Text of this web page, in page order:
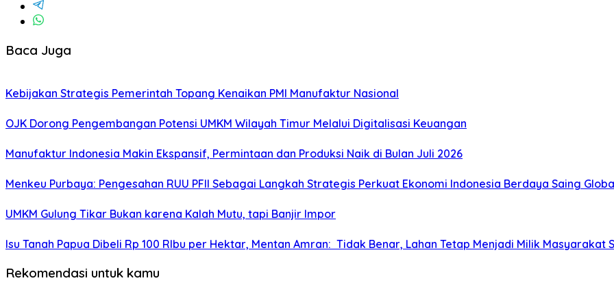
Baca Juga
Kebijakan Strategis Pemerintah Topang Kenaikan PMI Manufaktur Nasional
OJK Dorong Pengembangan Potensi UMKM Wilayah Timur Melalui Digitalisasi Keuangan
Manufaktur Indonesia Makin Ekspansif, Permintaan dan Produksi Naik di Bulan Juli 2026
Menkeu Purbaya: Pengesahan RUU PFII Sebagai Langkah Strategis Perkuat Ekonomi Indonesia Berdaya Saing
UMKM Gulung Tikar Bukan karena Kalah Mutu, tapi Banjir Impor
Isu Tanah Papua Dibeli Rp 100 RIbu per Hektar, Mentan Amran: Tidak Benar, Lahan Tetap Menjadi Milik Masyarakat
Rekomendasi untuk kamu